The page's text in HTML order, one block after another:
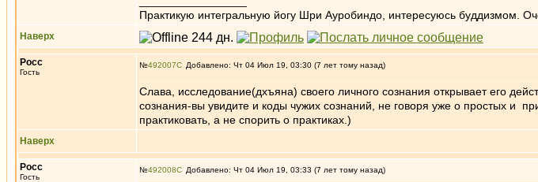
Практикую интегральную йогу Шри Ауробиндо, интересуюсь буддизмом.
Наверх
Росс
Гость
№492007 Добавлено: Чт 04 Июл 19, 03:30 (7 лет тому назад)
Слава, исследование(дхъяна) своего личного сознания открывает его
сознания-вы увидите и коды чужих сознаний, не говоря уже о простых и
практиковать, а не спорить о практиках.)
Наверх
Росс
Гость
№492008 Добавлено: Чт 04 Июл 19, 03:33 (7 лет тому назад)